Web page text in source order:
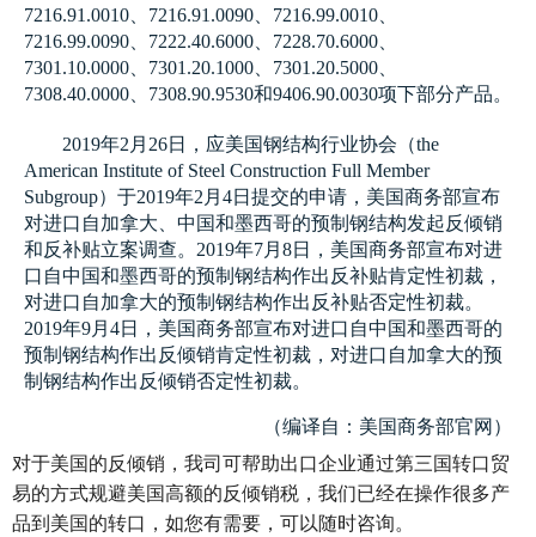
7216.91.0010、7216.91.0090、7216.99.0010、
7216.99.0090、7222.40.6000、7228.70.6000、
7301.10.0000、7301.20.1000、7301.20.5000、
7308.40.0000、7308.90.9530和9406.90.0030项下部分产品。
2019年2 月 26日 ， 应美国钢结构行业协会 （the
American Institute of Steel Construction Full Member
Subgroup） 于2019年2 月 4日提交的申请 ， 美国商务部宣布
对进口自加拿大
中国和墨西哥的预制钢结构发起反倾销
和反补贴立案调查。2019年7月 8日 ， 美国商务部宣布对进
口自中国和墨西哥的预制钢结构作出反补贴肯定性初裁 ，
对进口自加拿大的预制钢结构作出反补贴否定性初裁。
2019年9月 4日 ， 美国商务部宣布对进口自中国和墨西哥的
预制钢结构作出反倾销肯定性初裁 ， 对进口自加拿大的预
制钢结构作出反倾销否定性初裁。
（编译自 ： 美国商务部官网 ）
对于美国的反倾销，我司可帮助出口企业通过第三国转口贸
易的方式规避美国高额的反倾销税，我们已经在操作很多产
品到美国的转口，如您有需要，可以随时咨询。